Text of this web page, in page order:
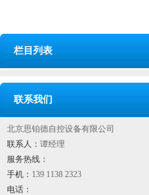
栏目列表
联系我们
北京思铂德自控设备有限公司
联系人： 谭经理
服务热线：
手机： 139 1138 2323
电话：